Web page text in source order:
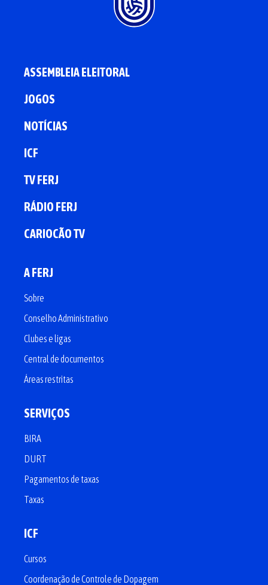
ASSEMBLEIA ELEITORAL
JOGOS
NOTÍCIAS
ICF
TV FERJ
RÁDIO FERJ
CARIOCÃO TV
A FERJ
Sobre
Conselho Administrativo
Clubes e ligas
Central de documentos
Áreas restritas
SERVIÇOS
BIRA
DURT
Pagamentos de taxas
Taxas
ICF
Cursos
Coordenação de Controle de Dopagem